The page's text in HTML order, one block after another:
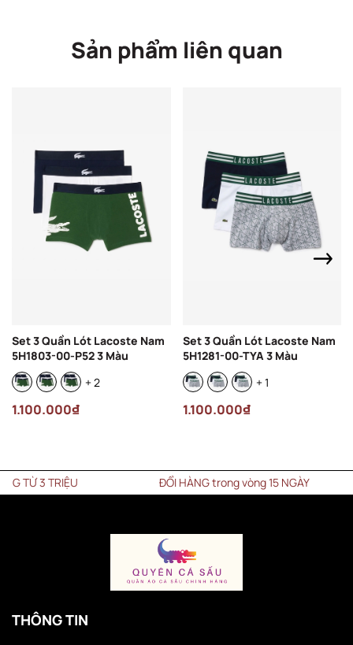
Sản phẩm liên quan
Set 3 Quần Lót Lacoste Nam
5H1803-00-P52 3 Màu
+ 2
1.100.000₫
Set 3 Quần Lót Lacoste Nam
5H1281-00-TYA 3 Màu
+ 1
1.100.000₫
3 TRIỆU ĐỔI HÀNG trong vòng 15 NGÀY
THÔNG TIN